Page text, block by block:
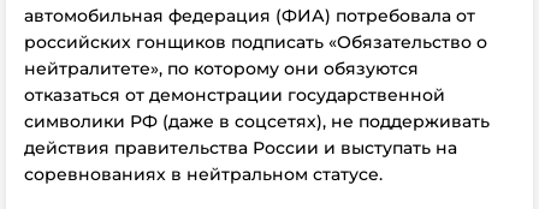
автомобильная федерация (ФИА) потребовала от
российских гонщиков подписать «Обязательство о
нейтралитете», по которому они обязуются
отказаться от демонстрации государственной
символики РФ (даже в соцсетях), не поддерживать
действия правительства России и выступать на
соревнованиях в нейтральном статусе.